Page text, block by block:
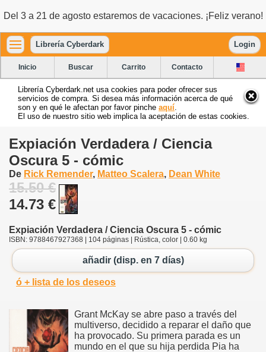
Del 3 a 21 de agosto estaremos de vacaciones. ¡Feliz verano!
Librería Cyberdark Login
Inicio Buscar Carrito Contacto
Librería Cyberdark.net usa cookies para poder ofrecer sus
servicios de compra. Si desea más información acerca de qué
son y en qué le afectan por favor pinche aquí
El uso de nuestro sitio web implica la aceptación de estas cookies.
Expiación Verdadera / Ciencia
Oscura 5 - cómic
De Rick Remender, Matteo Scalera, Dean White
15.50 €
14.73 €
Expiación Verdadera / Ciencia Oscura 5 - cómic
ISBN: 9788467927368 | 104 páginas | Rústica, color | 0.60 kg
añadir (disp. en 7 días)
ó + lista de los deseos
Grant McKay se abre paso a través del
multiverso, decidido a reparar el daño que
ha provocado. Su primera parada es un
mundo en el que su hija perdida Pia ha